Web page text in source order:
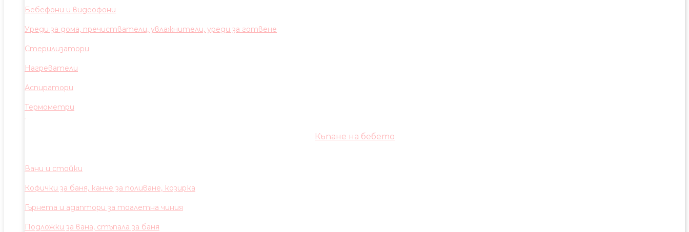
Бебефони и видеофони
Уреди за дома, пречистватели, увлажнители, уреди за готвене
Стерилизатори
Нагреватели
Аспиратори
Термометри
Къпане на бебето
Вани и стойки
Кофички за баня, канче за поливане, козирка
Гърнета и адаптори за тоалетна чиния
Подложки за вана, стъпала за баня